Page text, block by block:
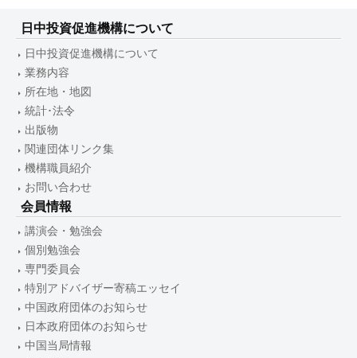
日中投資促進機構について
日中投資促進機構について
業務内容
所在地・地図
統計･法令
出版物
関連団体リンク集
機構職員紹介
お問い合わせ
会員情報
講演会・勉強会
個別勉強会
専門委員会
特別アドバイザー寄稿エッセイ
中国政府団体のお知らせ
日本政府団体のお知らせ
中国当局情報